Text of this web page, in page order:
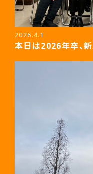
2026.4.1
本日は2026年卒、